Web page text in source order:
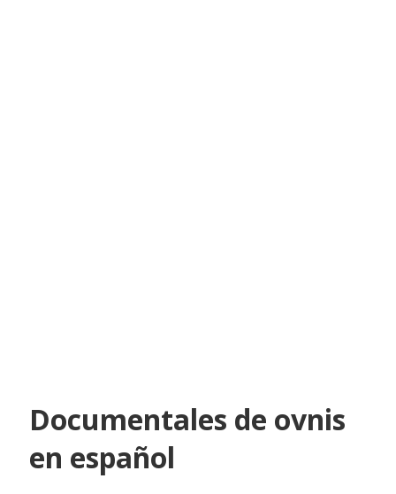
Documentales de ovnis
en español